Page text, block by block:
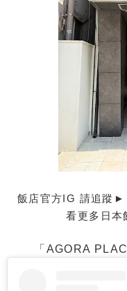
飯店官方IG 請追蹤►
看更多日
「AGORA